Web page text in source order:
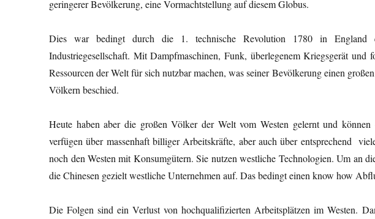
geringerer Bevölkerung, eine Vormachtstellung auf diesem Globus.
Dies war bedingt durch die 1. technische Revolution 1780 in
Industriegesellschaft. Mit Dampfmaschinen, Funk, überlegenem Kriegsgerät und
Ressourcen der Welt für sich nutzbar machen, was seiner Bevölkerung einen
Völkern beschied.
Heute haben aber die großen Völker der Welt vom Westen gelernt und
verfügen über massenhaft billiger Arbeitskräfte, aber auch über entsprechend
noch den Westen mit Konsumgütern. Sie nutzen westliche Technologien. Um an
die Chinesen gezielt westliche Unternehmen auf. Das bedingt einen know how
Die Folgen sind ein Verlust von hochqualifizierten Arbeitsplätzen im Westen.